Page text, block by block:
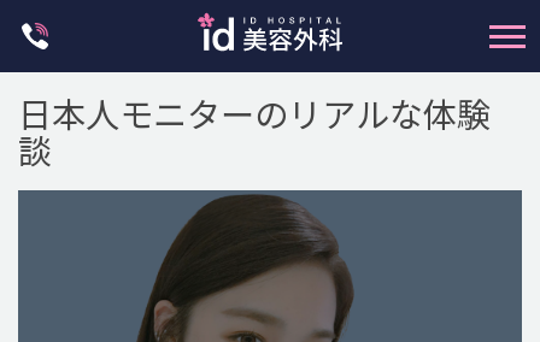
日本人モニターのリアルな体験
談